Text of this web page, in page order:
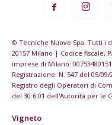
© Tecniche Nuove Spa. Tutti i
20157 Milano | Codice fiscale,
imprese di Milano: 00753480151
Registrazione: N. 547 del 05/
Registro degli Operatori di
del 30.6.01 dell'Autorità per le
Vigneto